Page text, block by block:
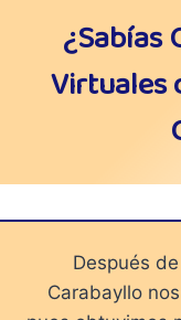
¿Sabías
Virtuales
Después
Carabayllo